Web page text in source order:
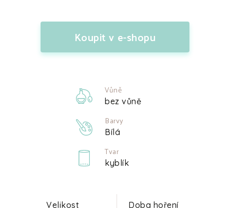
Koupit v e-shopu
Vůně
bez vůně
Barvy
Bílá
Tvar
kyblík
Velikost Doba hoření